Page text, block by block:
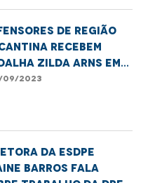
de região
recebem
Zilda Arns em
09/2023
da ESDPE
Barros fala